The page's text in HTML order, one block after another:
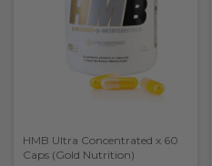
HMB Ultra Concentrated x 60
Caps (Gold Nutrition)